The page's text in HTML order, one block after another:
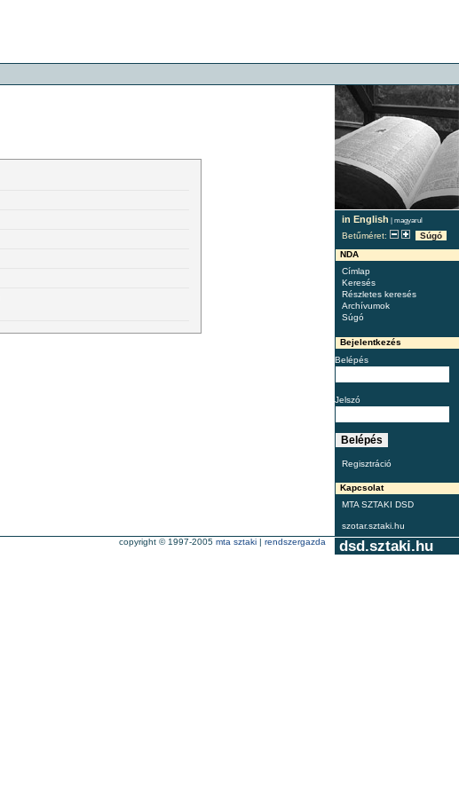
in English | magyarul
Betűméret:
Súgó
NDA
Címlap
Keresés
Részletes keresés
Archívumok
Súgó
Bejelentkezés
Belépés
Jelszó
Regisztráció
Kapcsolat
MTA SZTAKI DSD
szotar.sztaki.hu
dsd.sztaki.hu
copyright © 1997-2005 mta sztaki | rendszergazda